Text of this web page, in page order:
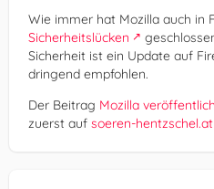
Wie immer hat Mozilla auch in
Sicherheitslücken
Sicherheit ist ein Update auf
dringend empfohlen.
Der Beitrag Mozilla
zuerst auf soeren-hentzschel.at